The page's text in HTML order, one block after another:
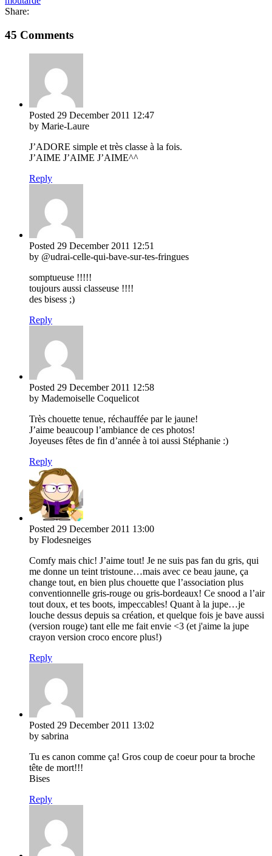
Share:
45 Comments
Posted 29 December 2011 12:47
by Marie-Laure
J’ADORE simple et très classe à la fois.
J’AIME J’AIME J’AIME^^
Reply
Posted 29 December 2011 12:51
by @udrai-celle-qui-bave-sur-tes-fringues
somptueuse !!!!!
toujours aussi classeuse !!!!
des bisess ;)
Reply
Posted 29 December 2011 12:58
by Mademoiselle Coquelicot
Très chouette tenue, réchauffée par le jaune!
J’aime beaucoup l’ambiance de ces photos!
Joyeuses fêtes de fin d’année à toi aussi Stéphanie :)
Reply
Posted 29 December 2011 13:00
by Flodesneiges
Comfy mais chic! J’aime tout! Je ne suis pas fan du gris, qui
me donne un teint tristoune…mais avec ce beau jaune, ça
change tout, en bien plus chouette que l’association plus
conventionnelle gris-rouge ou gris-bordeaux! Ce snood a l’air
tout doux, et tes boots, impeccables! Quant à la jupe…je
louche dessus depuis sa création, et quelque fois je bave aussi
(version rouge) tant elle me fait envie <3 (et j'aime la jupe
crayon version croco encore plus!)
Reply
Posted 29 December 2011 13:02
by sabrina
Tu es canon comme ça! Gros coup de coeur pour ta broche
tête de mort!!!
Bises
Reply